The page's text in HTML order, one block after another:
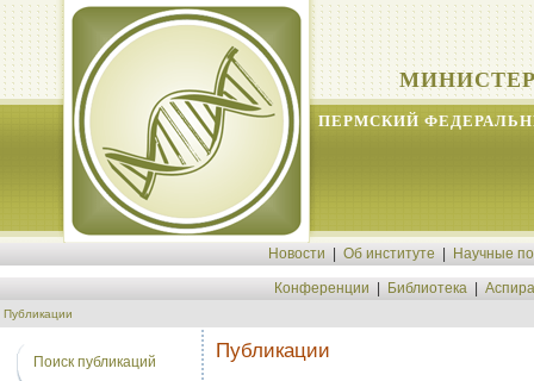
ПЕРМСКИЙ
Новости Об институте Научные
Конференции Библиотека
Публикации
Поиск публикаций Публикации